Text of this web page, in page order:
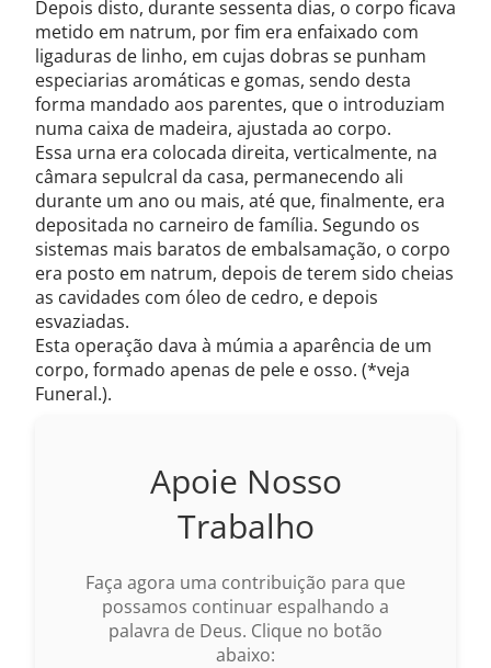
Depois disto, durante sessenta dias, o corpo ficava
metido em natrum, por fim era enfaixado com
ligaduras de linho, em cujas dobras se punham
especiarias aromáticas e gomas, sendo desta
forma mandado aos parentes, que o introduziam
numa caixa de madeira, ajustada ao corpo.
Essa urna era colocada direita, verticalmente, na
câmara sepulcral da casa, permanecendo ali
durante um ano ou mais, até que, finalmente, era
depositada no carneiro de família. Segundo os
sistemas mais baratos de embalsamação, o corpo
era posto em natrum, depois de terem sido cheias
as cavidades com óleo de cedro, e depois
esvaziadas.
Esta operação dava à múmia a aparência de um
corpo, formado apenas de pele e osso. (*veja
Funeral.).
Apoie Nosso
Trabalho
Faça agora uma contribuição para que
possamos continuar espalhando a
palavra de Deus. Clique no botão
abaixo: